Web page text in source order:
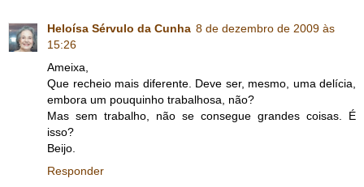
Heloísa Sérvulo da Cunha 8 de dezembro de 2009 às
15:26
Ameixa,
Que recheio mais diferente. Deve ser, mesmo, uma delícia,
embora um pouquinho trabalhosa, não?
Mas sem trabalho, não se consegue grandes coisas. É
isso?
Beijo.
Responder